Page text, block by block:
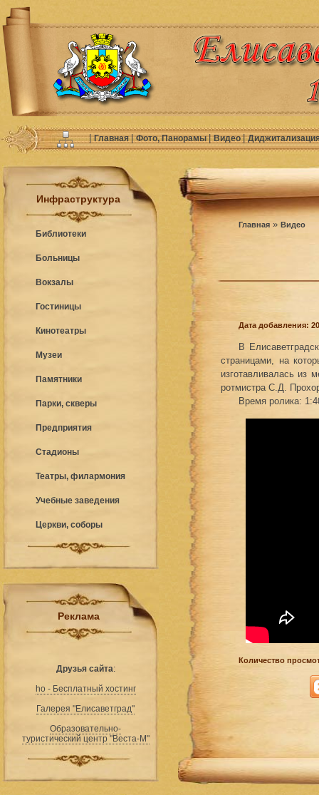
|Главная|Фото, Панорамы|Видео|
Инфраструктура
Библиотеки
Больницы
Вокзалы
Гостиницы
Кинотеатры
Музеи
Памятники
Парки, скверы
Предприятия
Стадионы
Театры, филармония
Учебные заведения
Церкви, соборы
Реклама
Друзья сайта:
ho - Бесплатный хостинг
Галерея "Елисаветград"
Образовательно-
туристический центр "Веста-М"
Главная » Видео
Дата добавления:
В
страницами, на
изготавливалась из
ротмистра С.Д.
Время ролика:
Количество